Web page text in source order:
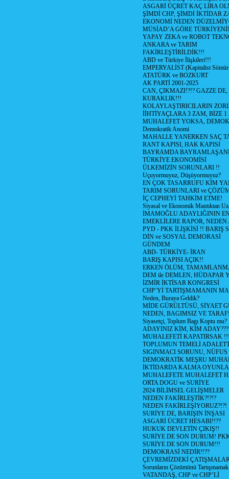
ASGARİ ÜÇRET KAÇ LİRA
ŞİMDİ CHP, ŞİMDİ İKTİDAR
EKONOMİ NEDEN
MÜSİAD’A GÖRE
YAPAY ZEKA ve ROBOT
ANKARA ve TARIM
FAKİRLEŞTİRİLDİK!!!
ABD ve Türkiye İlişkileri!!!
EMPERYALİST (Kapitalist
ATATÜRK ve BOZKURT
AK PARTİ 2001-2025
CAN, ÇIKMAZI!?!? GAZZE
KURAKLIK!!!
KOLAYLAŞTIRICILARIN
İİHTİYAÇLARA 3 ZAM, BİZE
MUHALEFET YOKSA,
Demokratik Anomi
MAHALLE YANERKEN SAÇ
RANT KAPISI, HAK KAPISI
BAYRAMDA
TÜRKİYE EKONOMİSİ
ÜLKEMİZİN SORUNLARI !!
Uçuyormuyuz, Düşüyormuyuz?
EN ÇOK TASARRUFU KİM
TARIM SORUNLARI ve
İÇ CEPHEYİ TAHKİM ETME!
Siyasal ve Ekonomik Mantıktan
İMAMOĞLU ADAYLIĞININ
EMEKLİLERE RAPOR,
PYD - PKK İLİŞKİSİ !! BARIŞ
DİN ve SOSYAL DEMORASİ
GÜNDEM
ABD- TÜRKİYE- İRAN
BARIŞ KAPISI AÇIK!!
ERKEN ÖLÜM,
DEM ile DEMLEN, HÜDAPAR
İZMİR İKTİSAR KONGRESİ
CHP’Yİ TARTIŞMAMANIN
Neden, Buraya Geldik?
MİDE GÜRÜLTÜSÜ, SİYAET
NEDEN, BAGIMSIZ VE
Siyasetçi, Toplum Bagı Koptu mu?
ADAYINIZ KİM, KİM ADAY???
MUHALEFETİ KAPATIRSAK
TOPLUMUN TEMELİ
SIGINMACI SORUNU,
DEMOKRATİK MEŞRU
İKTİDARDA KALMA
MUHALEFETE MUHALEFET
ORTA DOGU ve SURİYE
2024 BİLİMSEL GELİŞMELER
NEDEN FAKİRLEŞTİK?!?!?
NEDEN FAKİRLEŞİYORUZ?!?!
SURİYE DE, BARIŞIN İNŞASI
ASGARİ ÜCRET HESABI!!??
HUKUK DEVLETİN ÇIKIŞ!!
SURİYE DE SON DURUM!
SURİYE DE SON DURUM!!!
DEMOKRASİ NEDİR!!??
ÇEVREMİZDEKİ
Sorunların Çözümünü
VATANDAŞ, CHP ve CHP’Lİ